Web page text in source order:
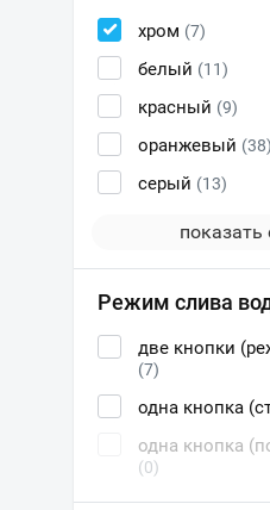
хром (7)
белый (11)
красный (9)
оранжевый (38)
серый (13)
показать
Режим слива
две кнопки
(7)
одна кнопка
одна кнопка
(0)